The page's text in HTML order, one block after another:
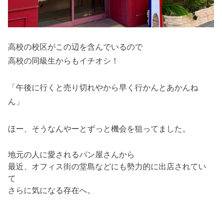
高校の校区がこの辺を含んでいるので
高校の同級生からもイチオシ！
「午後に行くと売り切れやから早く行かんとあかんね
ん」
ほー、そうなんやーとずっと機会を狙ってました。
地元の人に愛されるパン屋さんから
最近、オフィス街の堂島などにも勢力的に出店されてい
て
さらに気になる存在へ。